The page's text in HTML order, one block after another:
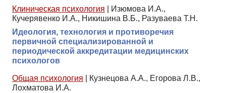
Клиническая психология
Изюмова И.А.,
Кучерявенко И.А., Никишина В.Б., Разуваева Т.Н.
Идеология, технология и противоречия
первичной специализированной и
периодической аккредитации медицинских
психологов
Общая психология
Кузнецова А.А., Егорова Л.В.,
Лохматова И.А.